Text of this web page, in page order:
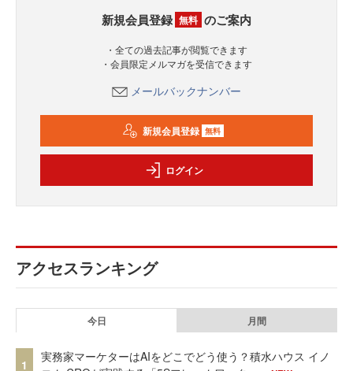
新規会員登録 無料 のご案内
・全ての過去記事が閲覧できます
・会員限定メルマガを受信できます
メールバックナンバー
新規会員登録 無料
ログイン
アクセスランキング
今日 月間
1
実務家マーケターはAIをどこでどう使う？積水ハウス イノ